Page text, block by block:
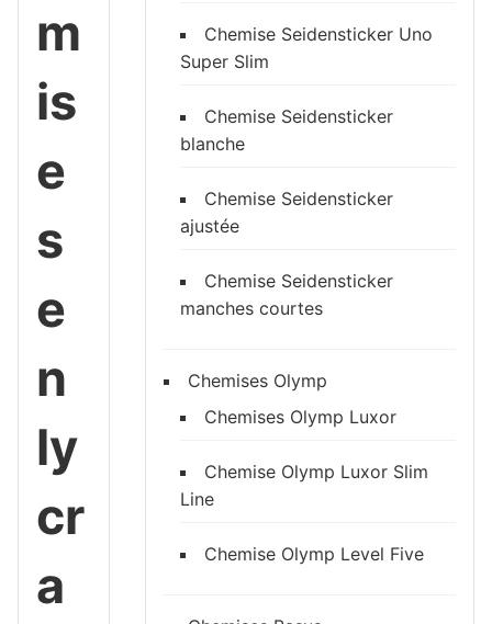
m
is
e
s
e
n
ly
cr
a
Chemise Seidensticker Uno
Super Slim
Chemise Seidensticker
blanche
Chemise Seidensticker
ajustée
Chemise Seidensticker
manches courtes
Chemises Olymp
Chemises Olymp Luxor
Chemise Olymp Luxor Slim
Line
Chemise Olymp Level Five